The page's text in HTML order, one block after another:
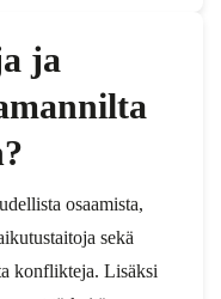
ja
osaamista,
sekä
konflikteja. Lisäksi